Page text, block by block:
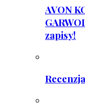
AVON
zapisy!